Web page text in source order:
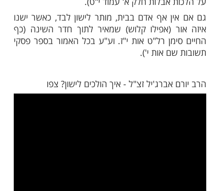
בבית יחידי, כך מובא בגמרא בשבת (דף קנא
משום שאוחזתו לילית (סוג של מזיק). והובא
ברורה (סימן רלט סק"ט).
בביתך יחידי הוא בבית שאין בו שום אדם,
שדלתות החדרים אינן נעולות (שו"ת חלקת